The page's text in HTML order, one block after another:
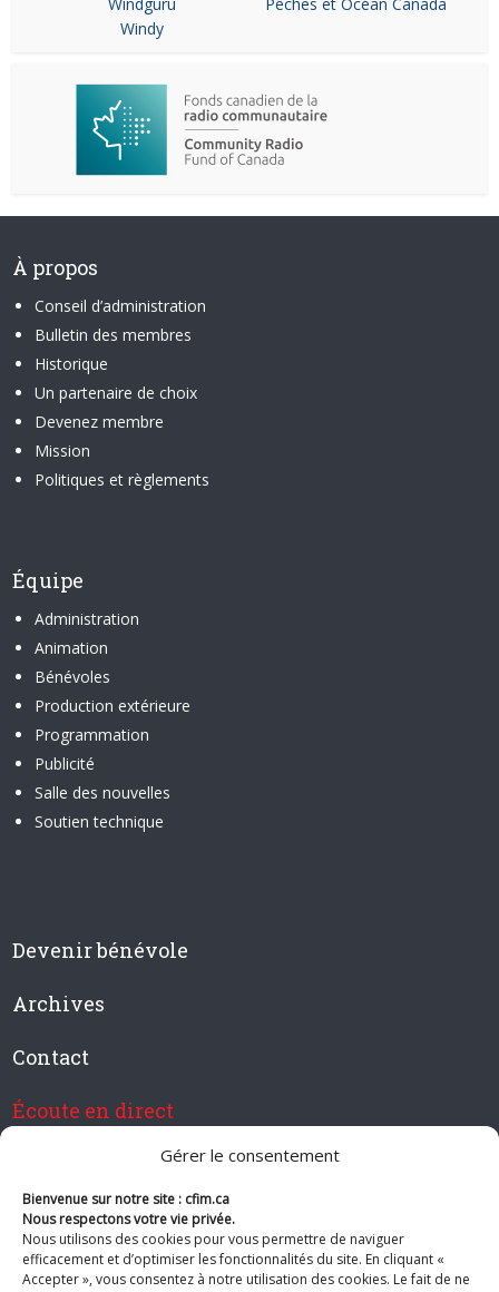
Gérer le consentement
Bienvenue sur notre site : cfim.ca
Nous respectons votre vie privée.
Nous utilisons des cookies pour vous permettre de naviguer
efficacement et d’optimiser les fonctionnalités du site. En cliquant «
Accepter », vous consentez à notre utilisation des cookies. Le fait de ne
Windy
Pêches et Océan Canada
À propos
Conseil d’administration
Bulletin des membres
Historique
Un partenaire de choix
Devenez membre
Mission
Politiques et règlements
Équipe
Administration
Animation
Bénévoles
Production extérieure
Programmation
Publicité
Salle des nouvelles
Soutien technique
Devenir bénévole
Archives
Contact
Écoute en direct
Devenir membre de CFIM